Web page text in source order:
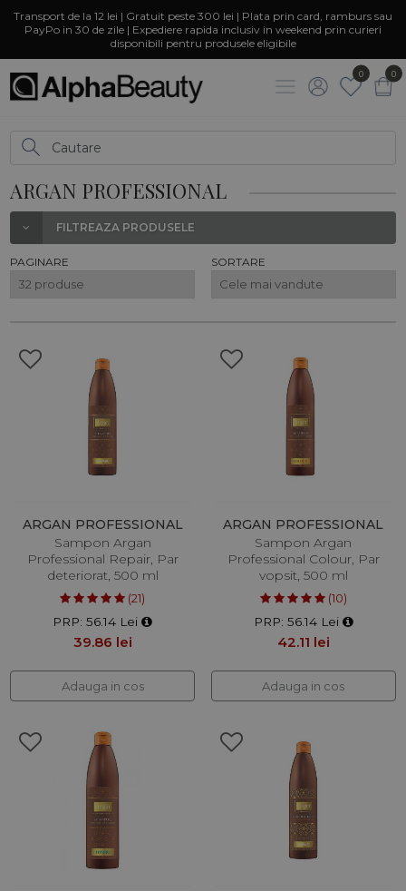
Transport de la 12 lei | Gratuit peste 300 lei | Plata prin card, ramburs sau
PayPo in 30 de zile | Expediere rapida inclusiv in weekend prin curieri
disponibili pentru produsele eligibile
0 0
ARGAN PROFESSIONAL
FILTREAZA PRODUSELE
PAGINARE SORTARE
ARGAN PROFESSIONAL
Sampon Argan
Professional Repair, Par
deteriorat, 500 ml
(21)
PRP: 56.14 Lei
39.86 lei
Adauga in cos
ARGAN PROFESSIONAL
Sampon Argan
Professional Colour, Par
vopsit, 500 ml
(10)
PRP: 56.14 Lei
42.11 lei
Adauga in cos